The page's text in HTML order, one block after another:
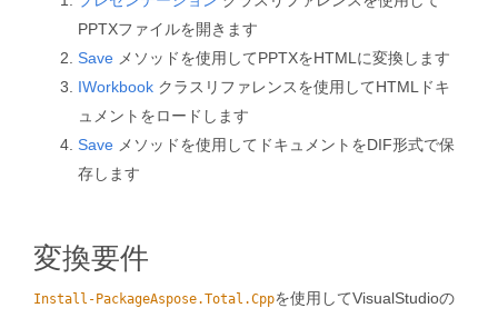
PPTXファイルを開きます
Save メソッドを使用してPPTXをHTMLに変換します
IWorkbook クラスリファレンスを使用してHTMLドキ
ュメントをロードします
Save メソッドを使用してドキュメントをDIF形式で保
存します
変換要件
Install-PackageAspose.Total.Cppを使用してVisualStudioの